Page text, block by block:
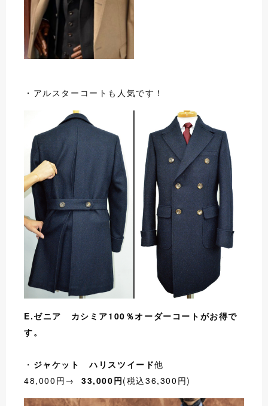
・アルスターコートも人気です！
E.ゼニア カシミア100％オーダーコートがお得で
す。
・ ジャケット ハリスツイード他
48,000円→
33,000円(税込36,300円)